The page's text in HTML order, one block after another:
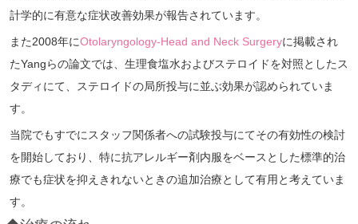
計学的に有意な症状改善効果が報告されています。
また2008年にOtolaryngology-Head and Neck Surgeryに掲載され
たYangらの論文では、生理食塩水およびステロイドを対照としたス
タディにて、ステロイドの局所投与に並ぶ効果が認められていま
す。
当院でもすでにスタッフ関係者への試験投与にてその有効性の検討
を開始しており、特に抗アレルギー剤内服をベースとした標準的治
療でも症状を抑えきれないときの追加治療として有用と考えていま
す。